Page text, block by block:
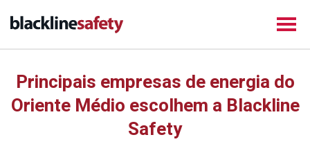
Principais empresas de energia do
Oriente Médio escolhem a Blackline
Safety